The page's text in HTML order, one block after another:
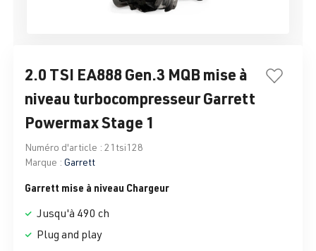
2.0 TSI EA888 Gen.3 MQB mise à
niveau turbocompresseur Garrett
Powermax Stage 1
Numéro d'article : 21tsi128
Marque : Garrett
Garrett mise à niveau Chargeur
Jusqu'à 490 ch
Plug and play